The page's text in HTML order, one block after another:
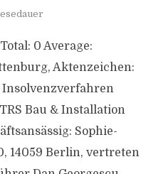
0 Average:
Aktenzeichen:
Insolvenzverfahren
Bau & Installation
Sophie-
14059 Berlin, vertreten